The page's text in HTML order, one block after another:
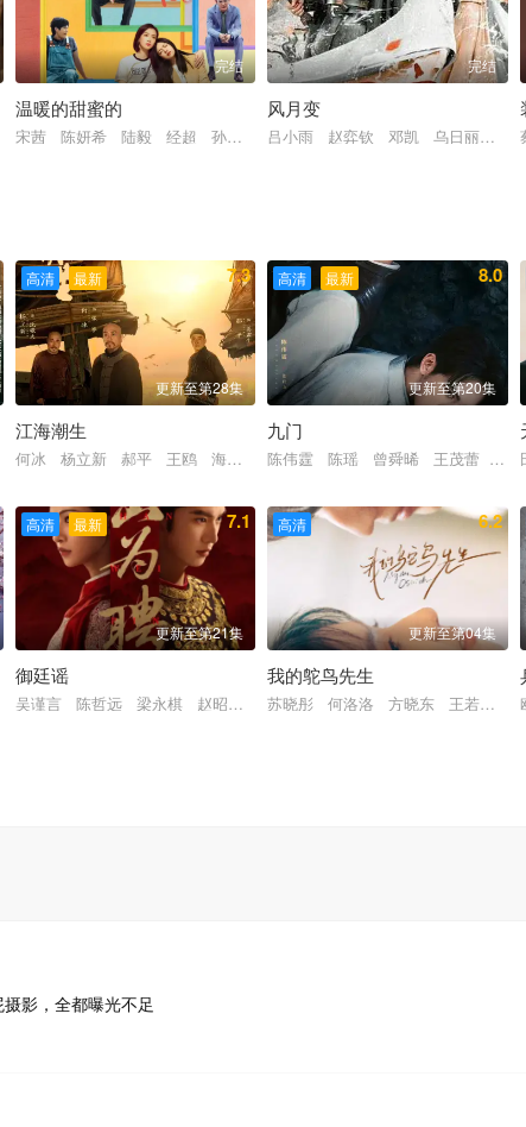
安 李佳佳 沈博怀
完结
温暖的甜蜜的
宋茜 陈妍希 陆毅 经超 孙坚 潘虹 吴冕 梁天 岳红 孙宁 杨青
完结
风月变
吕小雨 赵弈钦 邓凯 乌日丽格
帆 陈创 何思甜 张棪琰 罗海琼 是安 赵健
最新
高清 7.3
更新至第28集
江海潮生
何冰 杨立新 郝平 王鸥 海一天 黑子 谭洋 焦刚 丁柳元 焉栩嘉
最新
高清 8.0
更新至第20集
九门
陈伟霆 陈瑶 曾舜晞 王茂蕾 王
最新
高清 7.1
更新至第21集
御廷谣
吴谨言 陈哲远 梁永棋 赵昭仪 张南 郭品超 盛一伦 吴岱融 黄祖
高清 6.2
更新至第04集
我的鸵鸟先生
苏晓彤 何洛洛 方晓东 王若衫
影，全都曝光不足